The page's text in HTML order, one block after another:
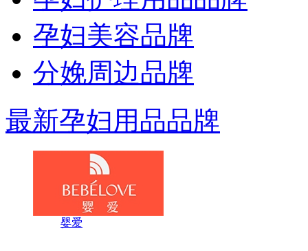
孕妇美容品牌
分娩周边品牌
最新孕妇用品品牌
婴爱